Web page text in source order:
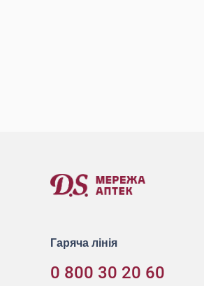
Гаряча лінія
0 800 30 20 60